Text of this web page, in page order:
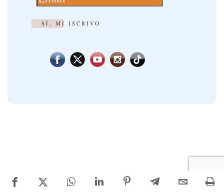
SÌ, MI ISCRIVO